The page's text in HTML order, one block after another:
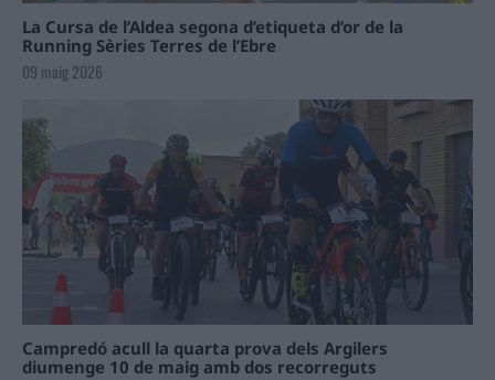
La Cursa de l’Aldea segona d’etiqueta d’or de la
Running Sèries Terres de l’Ebre
09 maig 2026
Campredó acull la quarta prova dels Argilers
diumenge 10 de maig amb dos recorreguts